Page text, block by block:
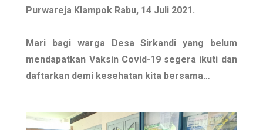
Purwareja Klampok Rabu, 14 Juli 2021.
Mari bagi warga Desa Sirkandi yang belum
mendapatkan Vaksin Covid-19 segera ikuti dan
daftarkan demi kesehatan kita bersama…